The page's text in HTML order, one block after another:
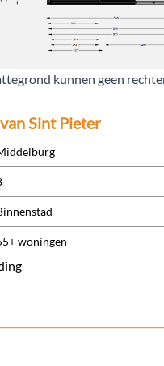
kunnen geen
Sint Pieter
woningen